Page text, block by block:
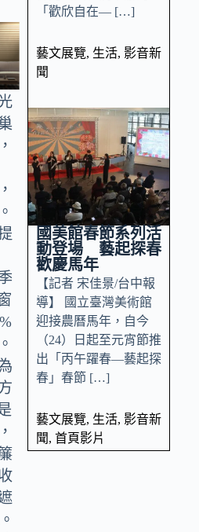
「歡欣自在— […]
藝文展覽, 生活, 影音新
聞
國美館春節系列活
動登場 藝起探春
歡慶馬年
【記者 宋佳景/台中報
導】 國立臺灣美術館
迎接農曆馬年，自今
（24）日起至元宵節推
出「丙午躍春—藝起探
春」春節 […]
藝文展覽, 生活, 影音新
聞, 首頁影片